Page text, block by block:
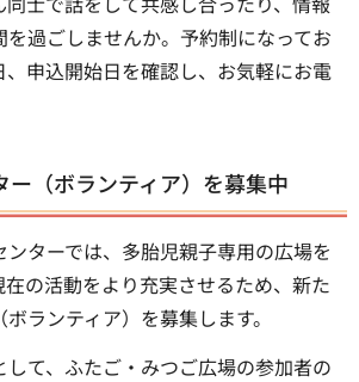
過ごしませんか。予約制になってお
、申込開始日を確認し、お気軽にお電
ー（ボランティア）を募集中
ターでは、多胎児親子専用の広場を
の活動をより充実させるため、新た
ランティア）を募集します。
て、ふたご・みつご広場の参加者の